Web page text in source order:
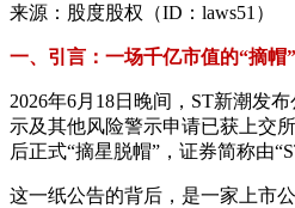
来源：股度股权（ID：laws51）
一、引言：一场千亿市值的“摘帽
2026年6月18日晚间，ST新潮发
示及其他风险警示申请已获上交
后正式“摘星脱帽”，证券简称由
这一纸公告的背后，是一家上市